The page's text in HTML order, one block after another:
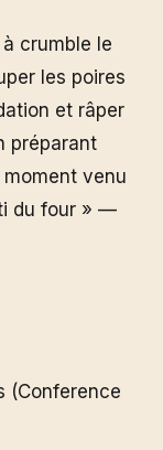
crumble le
les poires
et râper
préparant
moment venu
du four » —
(Conference